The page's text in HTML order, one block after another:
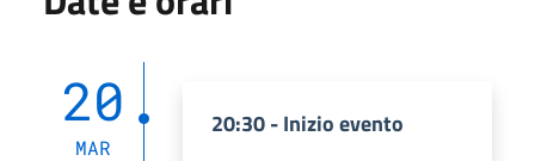
20
MAR
20:30 - Inizio evento